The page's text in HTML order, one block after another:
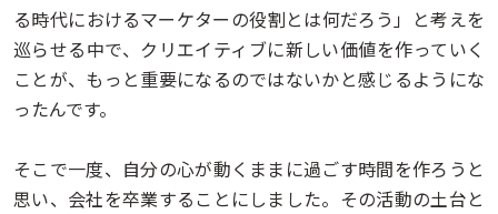
る時代におけるマーケターの役割とは何だろう」と考えを
巡らせる中で、クリエイティブに新しい価値を作っていく
ことが、もっと重要になるのではないかと感じるようにな
ったんです。
そこで一度、自分の心が動くままに過ごす時間を作ろうと
思い、会社を卒業することにしました。その活動の土台と